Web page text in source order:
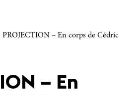
PROJECTION – En corps de Cédric
– En